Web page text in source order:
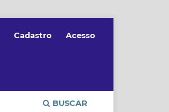
BUSCAR
Cadastro Acesso